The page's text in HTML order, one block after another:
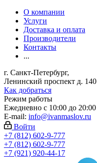
О компании
Услуги
Доставка и оплата
Производители
Контакты
...
г. Санкт-Петербург,
Ленинский проспект д. 140
Как добраться
Режим работы
Ежедневно с 10:00 до 20:00
E-mail: info@ivanmaslov.ru
Войти
+7 (812) 602-9-777
+7 (812) 602-9-777
+7 (921) 920-44-17